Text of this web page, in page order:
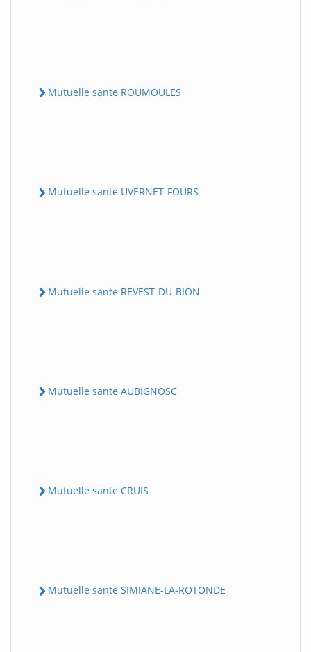
Mutuelle sante ROUMOULES
Mutuelle sante UVERNET-FOURS
Mutuelle sante REVEST-DU-BION
Mutuelle sante AUBIGNOSC
Mutuelle sante CRUIS
Mutuelle sante SIMIANE-LA-ROTONDE